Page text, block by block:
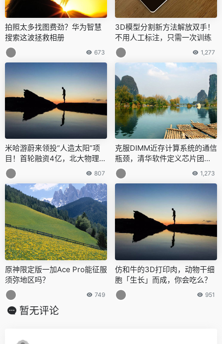
拍照太多找图费劲？华为智慧
搜索这波拯救相册
673
3D模型分割新方法解放双手！
不用人工标注，只需一次训练
1,277
米哈游蔚来领投“人造太阳”项
目！首轮融资4亿，北大物理系
校友初创企业：走高温超导路
线
807
克服DIMM近存计算系统的通信
瓶颈，清华软件定义芯片团队
提出DIMM间广播技术 | ISCA
2021
1,273
原神限定版一加Ace Pro能征服
须弥地区吗？
749
仿和牛的3D打印肉，动物干细
胞「生长」而成，你会吃么？
951
暂无评论